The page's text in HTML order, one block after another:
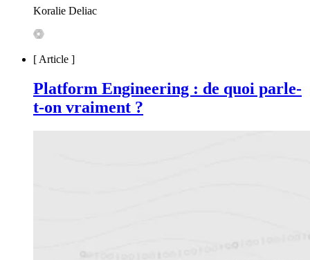
Koralie Deliac
[ Article ]
Platform Engineering : de quoi parle-
t-on vraiment ?